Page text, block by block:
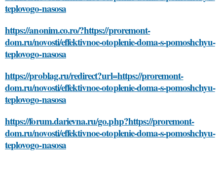
teplovogo-nasosa
https://anonim.co.ro/?https://proremont-
dom.ru/novosti/effektivnoe-otoplenie-doma-s-pomoshchyu-
teplovogo-nasosa
https://problag.ru/redirect?url=https://proremont-
dom.ru/novosti/effektivnoe-otoplenie-doma-s-pomoshchyu-
teplovogo-nasosa
https://forum.darievna.ru/go.php?https://proremont-
dom.ru/novosti/effektivnoe-otoplenie-doma-s-pomoshchyu-
teplovogo-nasosa